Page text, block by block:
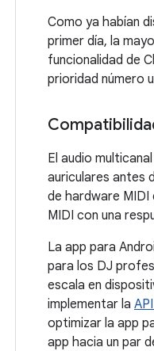
Como ya habían
primer día, la
funcionalidad de
prioridad número
El audio
auriculares antes
de hardware
MIDI con una
La app para
para los DJ
escala en
implementar la
optimizar la app
app hacia un par